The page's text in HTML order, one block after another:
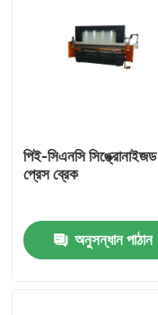
পিই-সিএনসি সিঙ্ক্রোনাইজড
প্রেস ব্রেক
অনুসন্ধান পাঠান